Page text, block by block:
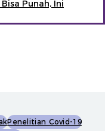
Punah, Ini
Penelitian Covid-19